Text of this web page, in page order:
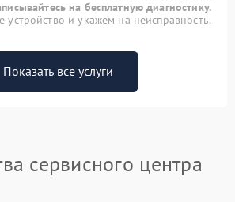
на бесплатную диагностику.
и укажем на неисправность.
Показать все услуги
сервисного центра